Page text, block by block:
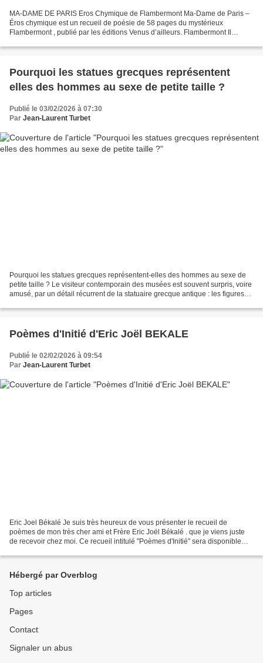
MA-DAME DE PARIS Eros Chymique de Flambermont Ma-Dame de Paris –
Éros chymique est un recueil de poésie de 58 pages du mystérieux
Flambermont , publié par les éditions Venus d’ailleurs. Flambermont Il
Pourquoi les statues grecques représentent
elles des hommes au sexe de petite taille ?
Publié le 03/02/2026 à 07:30
Par Jean-Laurent Turbet
Pourquoi les statues grecques représentent-elles des hommes au sexe de
petite taille ? Le visiteur contemporain des musées est souvent surpris, voire
amusé, par un détail récurrent de la statuaire grecque antique : les figures
Poèmes d'Initié d'Eric Joël BEKALE
Publié le 02/02/2026 à 09:54
Par Jean-Laurent Turbet
Eric Joel Békalé Je suis très heureux de vous présenter le recueil de
poèmes de mon très cher ami et Frère Eric Joël Békalé . que je viens juste
de recevoir chez moi. Ce recueil intitulé "Poèmes d'Initié" sera disponible
Hébergé par Overblog
Top articles
Pages
Contact
Signaler un abus